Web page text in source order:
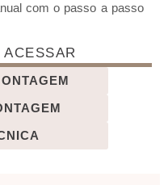
com o passo a passo